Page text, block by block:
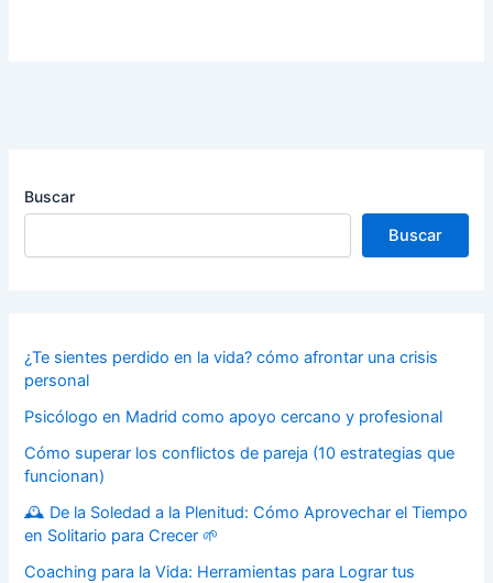
Buscar
Buscar
¿Te sientes perdido en la vida? cómo afrontar una crisis
personal
Psicólogo en Madrid como apoyo cercano y profesional
Cómo superar los conflictos de pareja (10 estrategias que
funcionan)
🕰️ De la Soledad a la Plenitud: Cómo Aprovechar el Tiempo
en Solitario para Crecer 🌱
Coaching para la Vida: Herramientas para Lograr tus